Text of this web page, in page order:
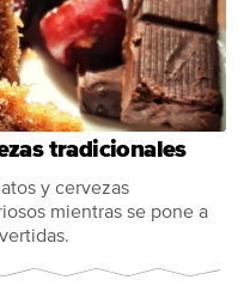
tradicionales
y cervezas
mientras se pone a